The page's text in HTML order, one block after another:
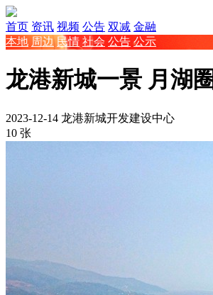
首页 资讯 视频 公告 双减 金融
本地 周边 民情 社会 公告 公示
龙港新城一景 月湖圈
2023-12-14 龙港新城开发建设中心
10 张